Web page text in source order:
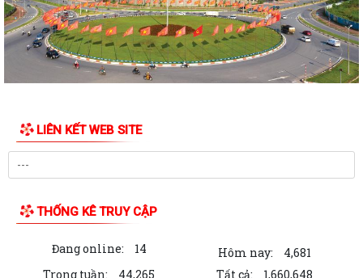
PHƯỜNG NGÔ QUYỀN THĂM HỎI, TẶNG QUÀ GIA ĐÌNH CHÍNH SÁCH,
NGƯỜI CÓ CÔNG NHÂN DỊP 27/7
PHƯỜNG NGÔ QUYỀN VIẾNG NGHĨA TRANG LIỆT SĨ NHÂN KỶ NIỆM 79
NĂM NGÀY THƯƠNG BINH LIỆT SĨ 27/7
UBND PHƯỜNG NGÔ QUYỀN THÔNG BÁO THỜI GIAN TỔ CHỨC HỘI
NGHỊ ĐỐI THOẠI DOANH NGHIỆP, HỘ KINH DOANH,...
PHƯỜNG NGÔ QUYỀN TỔ CHỨC GIAO BAN TỔ DÂN PHỐ SAU SẮP XẾP,
HỘI ĐỒNG NHÂN DÂN PHƯỜNG NGÔ QUYỀN THÔNG BÁO KẾT QUẢ KỲ
PHƯỜNG NGÔ QUYỀN TUYÊN TRUYỀN VẬN ĐỘNG TỔ CHỨC, CÁ NHÂN
LIÊN KẾT WEB SITE
THỐNG KÊ TRUY CẬP
Đang online: 14 Hôm nay:
4,681
Trong tuần:
44,265 Tất cả: 1,660,648